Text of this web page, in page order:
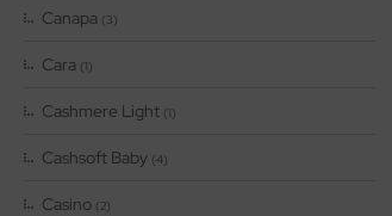
Canapa (3)
Cara (1)
Cashmere Light (1)
Cashsoft Baby (4)
Casino (2)